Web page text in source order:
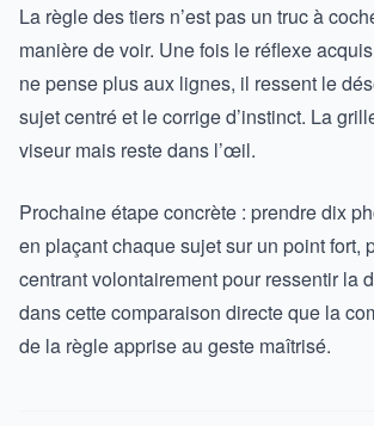
La règle des tiers n’est pas un truc à
manière de voir. Une fois le réflexe
ne pense plus aux lignes, il ressent le
sujet centré et le corrige d’instinct. La
viseur mais reste dans l’œil.
Prochaine étape concrète : prendre dix
en plaçant chaque sujet sur un point fort,
centrant volontairement pour ressentir la
dans cette comparaison directe que la
de la règle apprise au geste maîtrisé.